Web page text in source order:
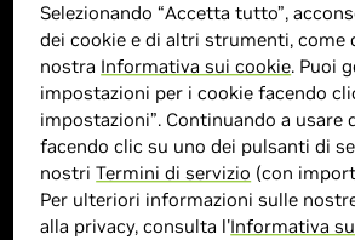
> GPU : GeForce RTX 5080
> CPU : Ryzen 7
> Dimensione memoria : 32 GB
Selezionando “Accetta tutto”,
dei cookie e di altri strumenti, come
nostra Informativa sui cookie. Puoi
impostazioni per i cookie facendo
impostazioni”. Continuando a usare
facendo clic su uno dei pulsanti di
nostriTermini di servizio (con
Per ulteriori informazioni sulle
alla privacy, consulta l'Informativa